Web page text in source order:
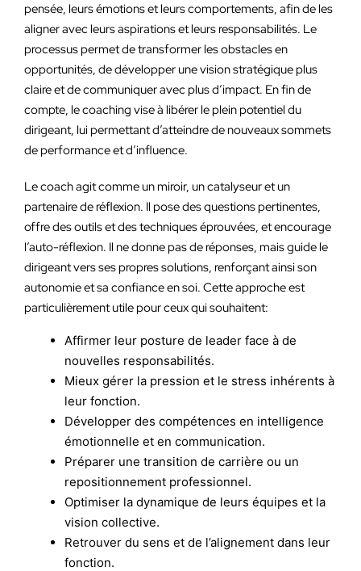
pensée, leurs émotions et leurs comportements, afin de les
aligner avec leurs aspirations et leurs responsabilités. Le
processus permet de transformer les obstacles en
opportunités, de développer une vision stratégique plus
claire et de communiquer avec plus d’impact. En fin de
compte, le coaching vise à libérer le plein potentiel du
dirigeant, lui permettant d’atteindre de nouveaux sommets
de performance et d’influence.
Le coach agit comme un miroir, un catalyseur et un
partenaire de réflexion. Il pose des questions pertinentes,
offre des outils et des techniques éprouvées, et encourage
l’auto-réflexion. Il ne donne pas de réponses, mais guide le
dirigeant vers ses propres solutions, renforçant ainsi son
autonomie et sa confiance en soi. Cette approche est
particulièrement utile pour ceux qui souhaitent:
Affirmer leur posture de leader face à de
nouvelles responsabilités.
Mieux gérer la pression et le stress inhérents à
leur fonction.
Développer des compétences en intelligence
émotionnelle et en communication.
Préparer une transition de carrière ou un
repositionnement professionnel.
Optimiser la dynamique de leurs équipes et la
vision collective.
Retrouver du sens et de l’alignement dans leur
fonction.